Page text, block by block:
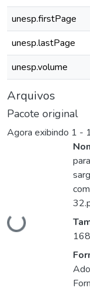
unesp.firstPage
unesp.lastPage
unesp.volume
Arquivos
Pacote original
Agora exibindo 1 -
Carregando...